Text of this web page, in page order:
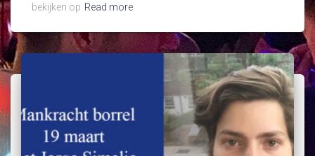
bekijken op Read more